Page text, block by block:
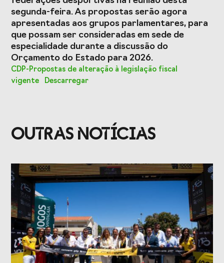
segunda-feira. As propostas serão agora
apresentadas aos grupos parlamentares, para
que possam ser consideradas em sede de
especialidade durante a discussão do
Orçamento do Estado para 2026.
CDP-Propostas de alteração à legislação fiscal
vigente
Descarregar
OUTRAS NOTÍCIAS